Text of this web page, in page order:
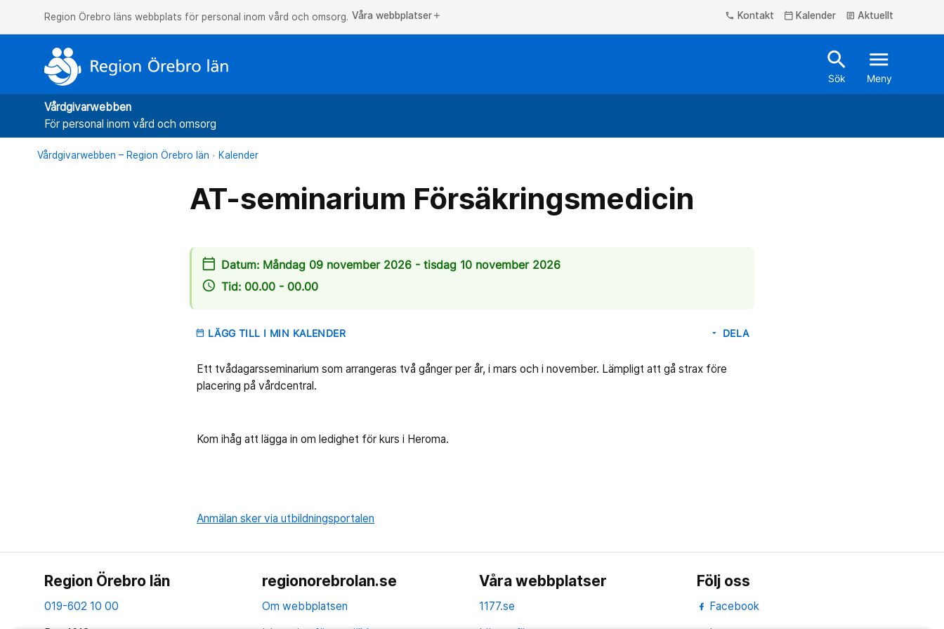
Region Örebro läns webbplats för personal inom vård och omsorg. Våra webbplatser add phone Kontakt calendar_today Kalender article Aktuellt
search
Sök
menu
Meny
Vårdgivarwebben
För personal inom vård och omsorg
Vårdgivarwebben – Region Örebro län Kalender
AT-seminarium Försäkringsmedicin
calendar_today Datum: Måndag 09 november 2026 - tisdag 10 november 2026
access_time Tid: 00.00 - 00.00
date_range LÄGG TILL I MIN KALENDER arrow_drop_down DELA
Ett tvådagarsseminarium som arrangeras två gånger per år, i mars och i november. Lämpligt att gå strax före
placering på vårdcentral.
Kom ihåg att lägga in om ledighet för kurs i Heroma.
Anmälan sker via utbildningsportalen
Region Örebro län
019-602 10 00
regionorebrolan.se
Om webbplatsen
Våra webbplatser
1177.se
Följ oss
Facebook